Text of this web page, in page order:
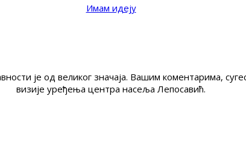
Имам идеју
је од великог значаја. Вашим коментарима,
визије уређења центра насеља Лепосавић.